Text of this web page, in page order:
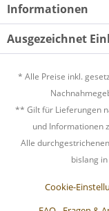
Informationen
Ausgezeichnet
* Alle Preise inkl.
** Gilt für Lieferungen
und Informationen
Alle
bislang
Cookie-